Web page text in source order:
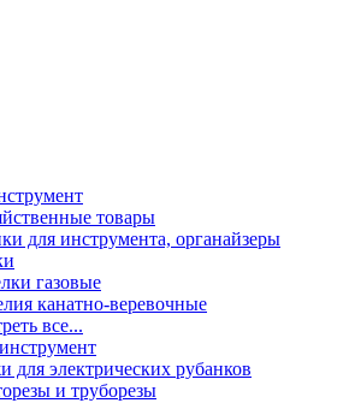
товары
для инструмента, органайзеры
газовые
канатно-веревочные
все...
для электрических рубанков
и труборезы